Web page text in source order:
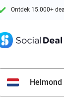
Ontdek 15.000+
Helmond